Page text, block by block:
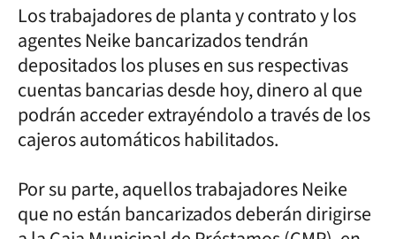
Los trabajadores de planta y contrato y los
agentes Neike bancarizados tendrán
depositados los pluses en sus respectivas
cuentas bancarias desde hoy, dinero al que
podrán acceder extrayéndolo a través de los
cajeros automáticos habilitados.
Por su parte, aquellos trabajadores Neike
que no están bancarizados deberán dirigirse